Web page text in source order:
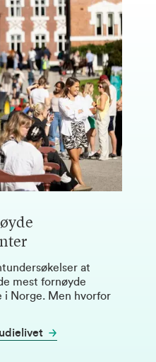
at
mest fornøyde
i Norge. Men hvorfor